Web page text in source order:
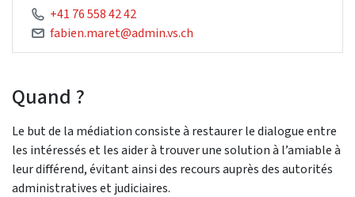
+41 76 558 42 42
fabien.maret@admin.vs.ch
Quand ?
Le but de la médiation consiste à restaurer le dialogue entre
les intéressés et les aider à trouver une solution à l’amiable à
leur différend, évitant ainsi des recours auprès des autorités
administratives et judiciaires.